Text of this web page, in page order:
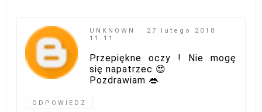
UNKNOWN
27 lutego 2018
11:11
Przepiękne oczy ! Nie mogę
się napatrzec 😍
Pozdrawiam 👄
ODPOWIEDZ